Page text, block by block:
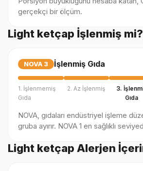
gerçekçi bir ölçüm.
Light ketçap İşlenmiş mi?
NOVA 3 İşlenmiş Gıda
1. İşlenmemiş
Gıda
2. Az İşlenmiş
3.
Gıda
NOVA, gıdaları endüstriyel işleme
gruba ayırır. NOVA 1 en sağlıklı
Light ketçap Alerjen